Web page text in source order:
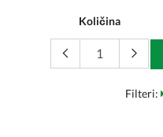
Količina
Filteri: